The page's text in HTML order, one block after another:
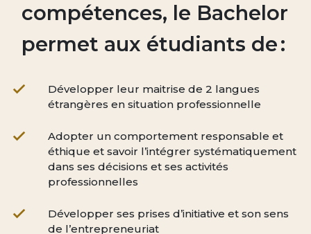
compétences, le Bachelor
permet aux étudiants de :
Développer leur maitrise de 2 langues
étrangères en situation professionnelle
Adopter un comportement responsable et
éthique et savoir l’intégrer systématiquement
dans ses décisions et ses activités
professionnelles
Développer ses prises d’initiative et son sens
de l’entrepreneuriat